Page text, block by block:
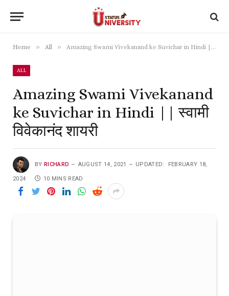
Home » All » Amazing Swami Vivekanand ke Suvichar in Hindi || स्वामी विवेकानंद शायरी
ALL
Amazing Swami Vivekanand
ke Suvichar in Hindi || स्वामी
विवेकानंद शायरी
BY RICHARD AUGUST 14, 2021 UPDATED: FEBRUARY 18,
2024 10 MINS READ